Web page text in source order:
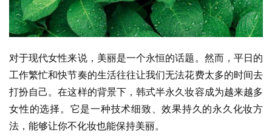
对于现代女性来说，美丽是一个永恒的话题。然而，平日的
工作繁忙和快节奏的生活往往让我们无法花费太多的时间去
打扮自己。在这样的背景下，韩式半永久妆容成为越来越多
女性的选择。它是一种技术细致、效果持久的永久化妆方
法，能够让你不化妆也能保持美丽。